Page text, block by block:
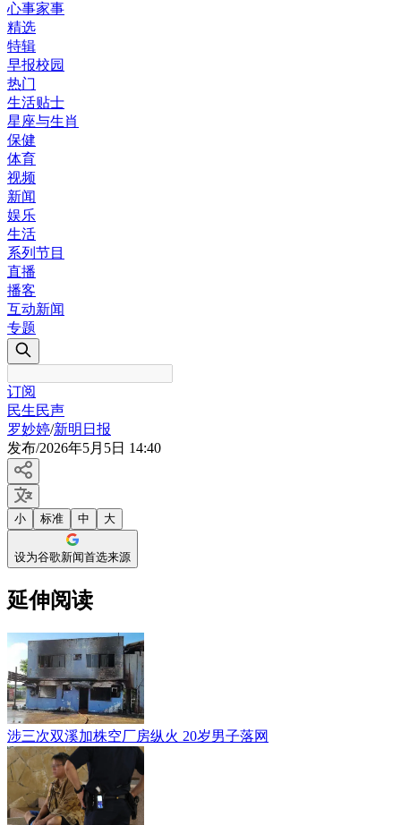
心事家事
精选
特辑
早报校园
热门
生活贴士
星座与生肖
保健
体育
视频
新闻
娱乐
生活
系列节目
直播
播客
互动新闻
专题
订阅
民生民声
罗妙婷/新明日报
发布/2026年5月5日 14:40
小 标准 中 大
设为谷歌新闻首选来源
延伸阅读
涉三次双溪加株空厂房纵火 20岁男子落网